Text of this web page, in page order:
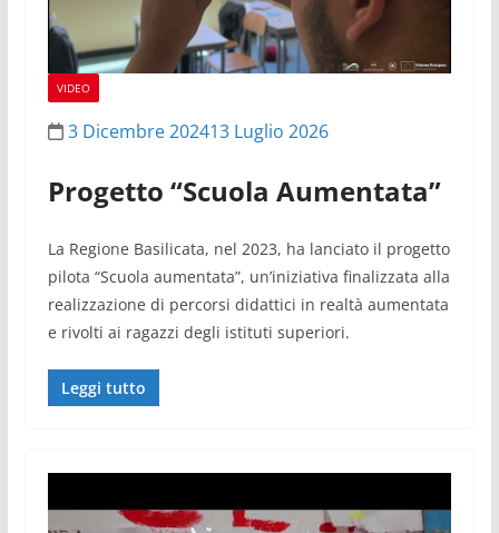
VIDEO
3 Dicembre 202413 Luglio 2026
Progetto “Scuola Aumentata”
La Regione Basilicata, nel 2023, ha lanciato il progetto
pilota “Scuola aumentata”, un’iniziativa finalizzata alla
realizzazione di percorsi didattici in realtà aumentata
e rivolti ai ragazzi degli istituti superiori.
Leggi tutto